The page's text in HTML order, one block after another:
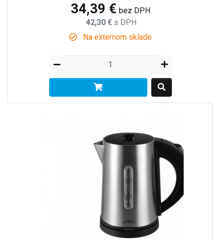
34,39 € bez DPH
42,30 € s DPH
Na externom sklade